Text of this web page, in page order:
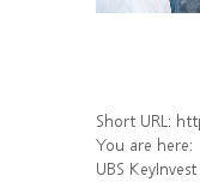
Short URL:
You are here:
UBS